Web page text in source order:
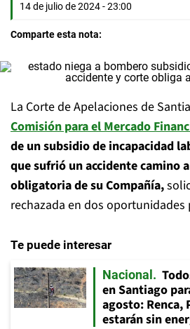
14 de julio de 2024 - 23:00
Comparte esta nota:
La Corte de Apelaciones de
Comisión para el Mercado
de un subsidio de incapacidad
que sufrió un accidente camino
obligatoria de su Compañía,
rechazada en dos
Te puede interesar
Nacional
en Santiago
agosto: Renca,
estarán sin